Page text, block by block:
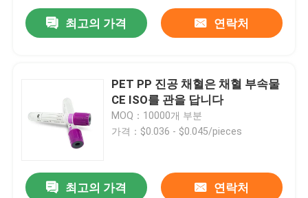
최고의 가격 연락처
PET PP 진공 채혈은 채혈 부속물
CE ISO를 관을 답니다
MOQ：10000개 부분
가격：$0.036 - $0.045/pieces
최고의 가격 연락처